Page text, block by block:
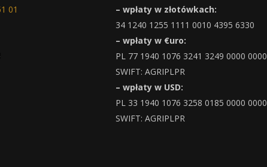
01
– wpłaty w złotówkach:
34 1240 1255 1111 0010 4395 6330
– wpłaty w €uro:
PL 77 1940 1076 3241 3249 0000 0000
SWIFT: AGRIPLPR
– wpłaty w USD:
PL 33 1940 1076 3258 0185 0000 0000
SWIFT: AGRIPLPR